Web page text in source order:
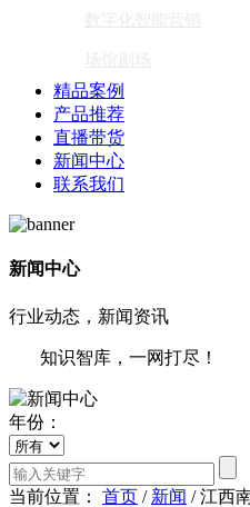
精品案例
产品推荐
直播带货
新闻中心
联系我们
新闻中心
行业动态，新闻资讯
知识智库，一网打尽！
年份：
当前位置： 首页 / 新闻 /江西